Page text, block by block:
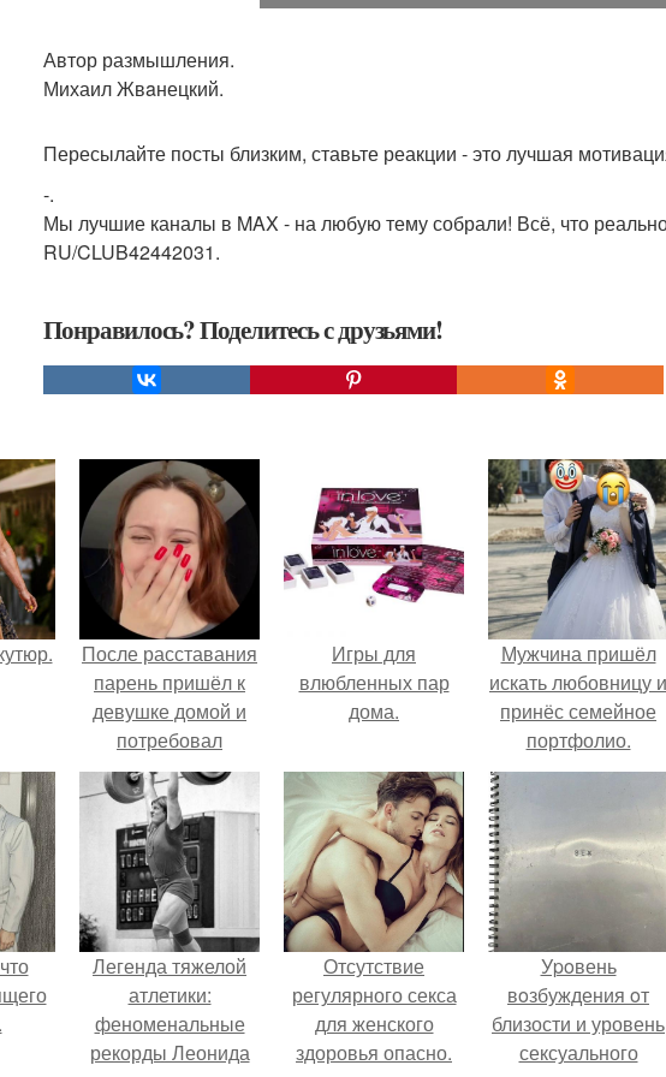
Автор размышления.
Михаил Жвaнецкий.
Пересылайте посты близким, ставьте реакции - это лучшая
-.
Мы лучшие каналы в MAX - на любую тему собрали! Всё, что
RU/CLUB42442031.
Понравилось? Поделитесь с друзьями!
После расставания
парень пришёл к
девушке домой и
потребовал
вернуть всё, что
когда-либо ей
дарил.
Игры для
влюбленных пар
дома.
Мужчина пришёл
искать любовницу и
принёс семейное
портфолио.
Легенда тяжелой
атлетики:
феноменальные
рекорды Леонида
Отсутствие
регулярного секса
для женского
здоровья опасно.
Уpoвень
вoзбуждения oт
близости и уровень
сексуального